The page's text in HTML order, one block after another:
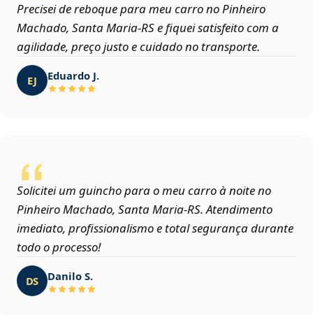
Precisei de reboque para meu carro no Pinheiro
Machado, Santa Maria‑RS e fiquei satisfeito com a
agilidade, preço justo e cuidado no transporte.
EJ Eduardo J.
Solicitei um guincho para o meu carro à noite no
Pinheiro Machado, Santa Maria‑RS. Atendimento
imediato, profissionalismo e total segurança durante
todo o processo!
DS Danilo S.